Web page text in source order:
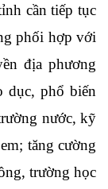
cần tiếp tục
phối hợp với
địa phương
dục, phổ biến
nước, kỹ
tăng cường
trường học